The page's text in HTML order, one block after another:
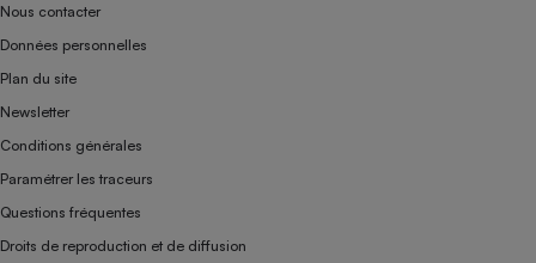
Nous contacter
Données personnelles
Plan du site
Newsletter
Conditions générales
Paramétrer les traceurs
Questions fréquentes
Droits de reproduction et de diffusion